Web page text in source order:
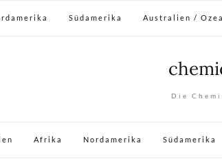
Südamerika Australien /
Die
Afrika Nordamerika Südamerika